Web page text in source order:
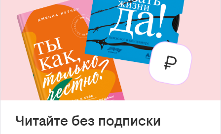
Читайте без подписки